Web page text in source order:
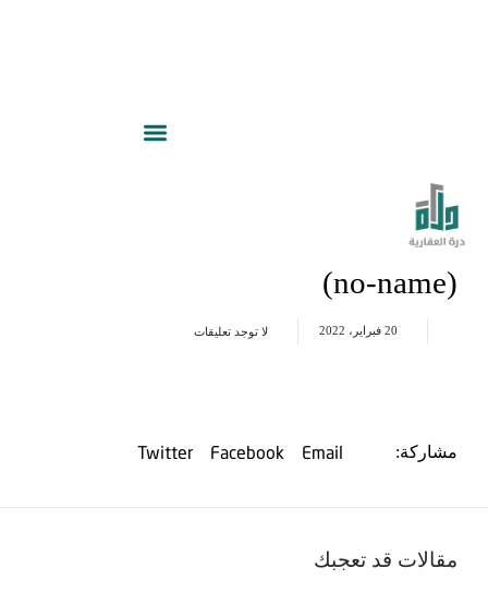
(no-name)
20 فبراير، 2022 لا توجد تعليقات
مشاركة: Email
Facebook
Twitter
مقالات قد تعجبك